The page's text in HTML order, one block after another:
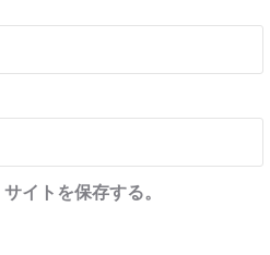
イトを保存する。